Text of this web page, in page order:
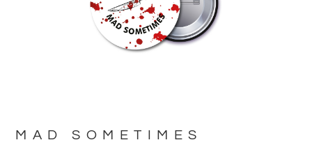
MAD SOMETIMES